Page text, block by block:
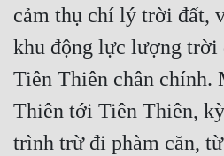
Tiên Hiệp
Tiểu Thuyết
Trinh Thám
cảm thụ chí lý trời đất,
khu động lực lượng
Tiên Thiên chân chính.
Thiên tới Tiên Thiên,
trình trừ đi phàm căn,